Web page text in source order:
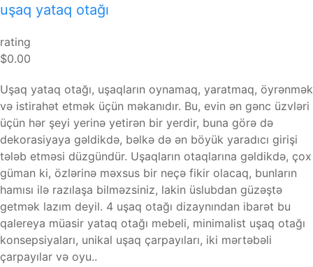
uşaq yataq otağı
rating
$0.00
Uşaq yataq otağı, uşaqların oynamaq, yaratmaq, öyrənmək
və istirahət etmək üçün məkanıdır. Bu, evin ən gənc üzvləri
üçün hər şeyi yerinə yetirən bir yerdir, buna görə də
dekorasiyaya gəldikdə, bəlkə də ən böyük yaradıcı girişi
tələb etməsi düzgündür. Uşaqların otaqlarına gəldikdə, çox
güman ki, özlərinə məxsus bir neçə fikir olacaq, bunların
hamısı ilə razılaşa bilməzsiniz, lakin üslubdan güzəştə
getmək lazım deyil. 4 uşaq otağı dizaynından ibarət bu
qalereya müasir yataq otağı mebeli, minimalist uşaq otağı
konsepsiyaları, unikal uşaq çarpayıları, iki mərtəbəli
çarpayılar və oyu..